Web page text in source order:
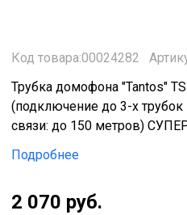
Код товара:00024282
Трубка домофона "Tantos"
(подключение до 3-х
связи: до 150 метров)
Подробнее
2 070 руб.